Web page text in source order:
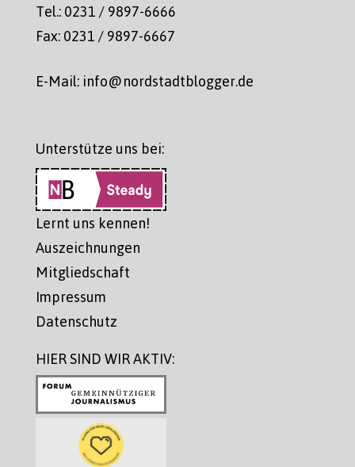
Tel.: 0231 / 9897-6666
Fax: 0231 / 9897-6667
E-Mail: info@nordstadtblogger.de
Unterstütze uns bei:
Lernt uns kennen!
Auszeichnungen
Mitgliedschaft
Impressum
Datenschutz
HIER SIND WIR AKTIV: